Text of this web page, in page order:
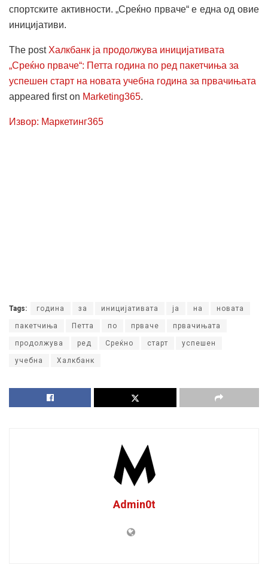
спортските активности. „Среќно прваче“ е една од овие
иницијативи.
The post Халкбанк ја продолжува иницијативата
„Среќно прваче“: Петта година по ред пакетчиња за
успешен старт на новата учебна година за првачињата
appeared first on Marketing365.
Извор: Маркетинг365
Tags: година за иницијативата ја на новата
пакетчиња Петта по прваче првачињата
продолжува ред Среќно старт успешен
учебна Халкбанк
Admin0t